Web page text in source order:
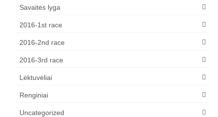
Savaitės lyga
2016-1st race
2016-2nd race
2016-3rd race
Lėktuvėliai
Renginiai
Uncategorized